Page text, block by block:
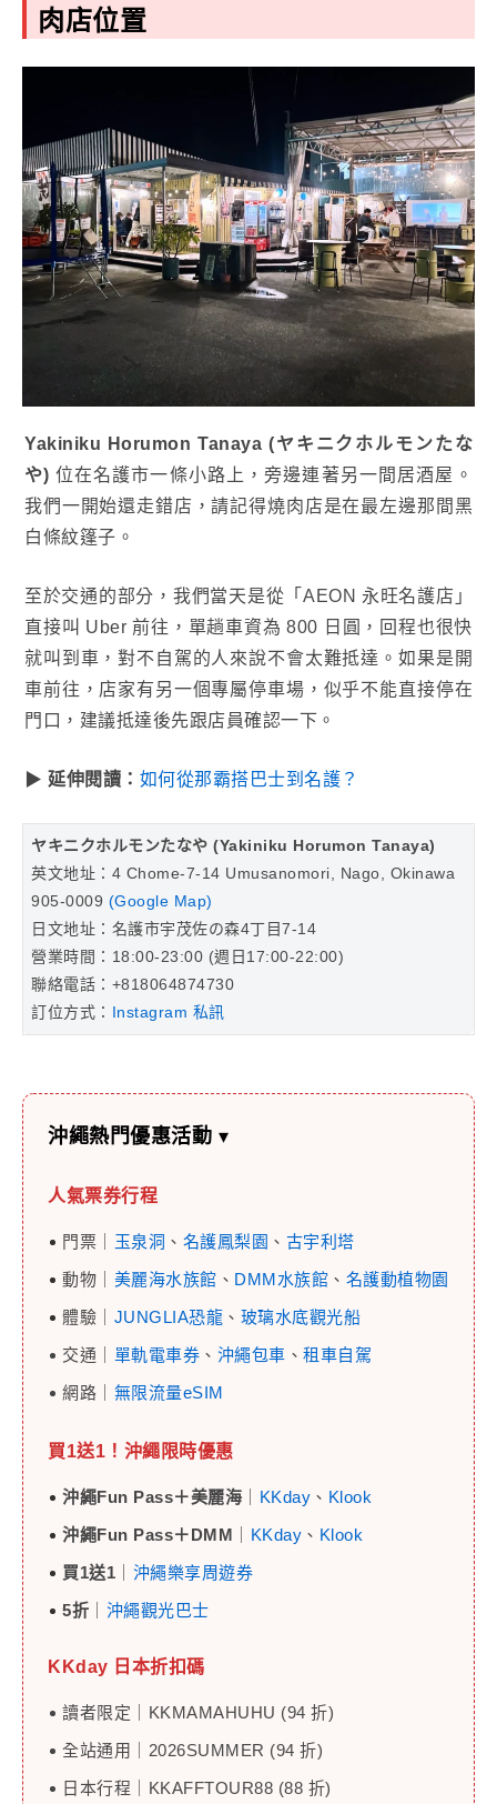
肉店位置
Yakiniku Horumon Tanaya (ヤキニクホルモンたな
や) 位在名護市一條小路上，旁邊連著另一間居酒屋。
我們一開始還走錯店，請記得燒肉店是在最左邊那間黑
白條紋篷子。
至於交通的部分，我們當天是從「AEON 永旺名護店」
直接叫 Uber 前往，單趟車資為 800 日圓，回程也很快
就叫到車，對不自駕的人來說不會太難抵達。如果是開
車前往，店家有另一個專屬停車場，似乎不能直接停在
門口，建議抵達後先跟店員確認一下。
▶ 延伸閱讀： 如何從那霸搭巴士到名護？
ヤキニクホルモンたなや (Yakiniku Horumon Tanaya)
英文地址：4 Chome-7-14 Umusanomori, Nago, Okinawa
905-0009 (Google Map)
日文地址：名護市宇茂佐の森4丁目7-14
營業時間：18:00-23:00 (週日17:00-22:00)
聯絡電話：+818064874730
訂位方式： Instagram 私訊
沖繩熱門優惠活動 ▾
人氣票券行程
門票｜ 玉泉洞 、 名護鳳梨園 、 古宇利塔
動物｜ 美麗海水族館 、 DMM水族館 、 名護動植物園
體驗｜ JUNGLIA恐龍 、 玻璃水底觀光船
交通｜
單軌電車券 、 沖繩包車 、 租車自駕
網路｜ 無限流量eSIM
買1送1！沖繩限時優惠
沖繩Fun Pass＋美麗海 KKday 、 Klook
沖繩Fun Pass＋DMM
KKday 、 Klook
買1送1
沖繩樂享周遊券
5折
沖繩觀光巴士
KKday 日本折扣碼
讀者限定｜KKMAMAHUHU (94 折)
全站通用｜2026SUMMER (94 折)
日本行程｜KKAFFTOUR88 (88 折)